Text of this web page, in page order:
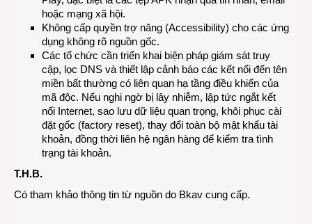
hoặc mạng xã hội.
Không cấp quyền trợ năng (Accessibility) cho các ứng
dụng không rõ nguồn gốc.
Các tổ chức cần triển khai biện pháp giám sát truy
cập, lọc DNS và thiết lập cảnh báo các kết nối đến tên
miền bất thường có liên quan hạ tầng điều khiển của
mã độc. Nếu nghi ngờ bị lây nhiễm, lập tức ngắt kết
nối Internet, sao lưu dữ liệu quan trọng, khôi phục cài
đặt gốc (factory reset), thay đổi toàn bộ mật khẩu tài
khoản, đồng thời liên hệ ngân hàng để kiểm tra tình
trạng tài khoản.
T.H.B.
Có tham khảo thông tin từ nguồn do Bkav cung cấp.